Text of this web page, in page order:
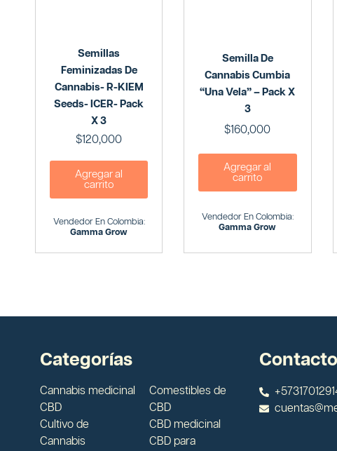
Semillas
Feminizadas De
Cannabis- R-KIEM
Seeds- ICER- Pack
X 3
$120,000
Agregar al
carrito
Vendedor En Colombia:
Gamma Grow
Semilla De
Cannabis Cumbia
“Una Vela” – Pack X
3
$160,000
Agregar al
carrito
Vendedor En Colombia:
Gamma Grow
Categorías
Cannabis medicinal
CBD
Cultivo de
Cannabis
Comestibles de
CBD
CBD medicinal
CBD para
Contacto